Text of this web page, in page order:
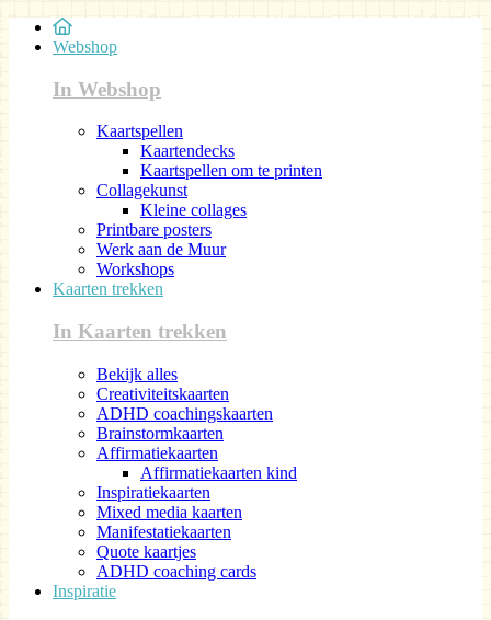
Webshop
In Webshop
Kaartspellen
Kaartendecks
Kaartspellen om te printen
Collagekunst
Kleine collages
Printbare posters
Werk aan de Muur
Workshops
Kaarten trekken
In Kaarten trekken
Bekijk alles
Creativiteitskaarten
ADHD coachingskaarten
Brainstormkaarten
Affirmatiekaarten
Affirmatiekaarten kind
Inspiratiekaarten
Mixed media kaarten
Manifestatiekaarten
Quote kaartjes
ADHD coaching cards
Inspiratie